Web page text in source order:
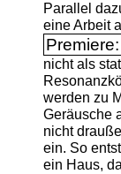
Parallel
eine Arbeit
nicht als
werden zu
Geräusche
nicht
ein. So
ein Haus,